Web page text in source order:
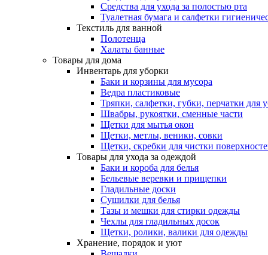
Средства для ухода за полостью рта
Туалетная бумага и салфетки
Текстиль для ванной
Полотенца
Халаты банные
Товары для дома
Инвентарь для уборки
Баки и корзины для мусора
Ведра пластиковые
Тряпки, салфетки, губки, перчатки для
Швабры, рукоятки, сменные части
Щетки для мытья окон
Щетки, метлы, веники, совки
Щетки, скребки для чистки
Товары для ухода за одеждой
Баки и короба для белья
Бельевые веревки и прищепки
Гладильные доски
Сушилки для белья
Тазы и мешки для стирки одежды
Чехлы для гладильных досок
Щетки, ролики, валики для одежды
Хранение, порядок и уют